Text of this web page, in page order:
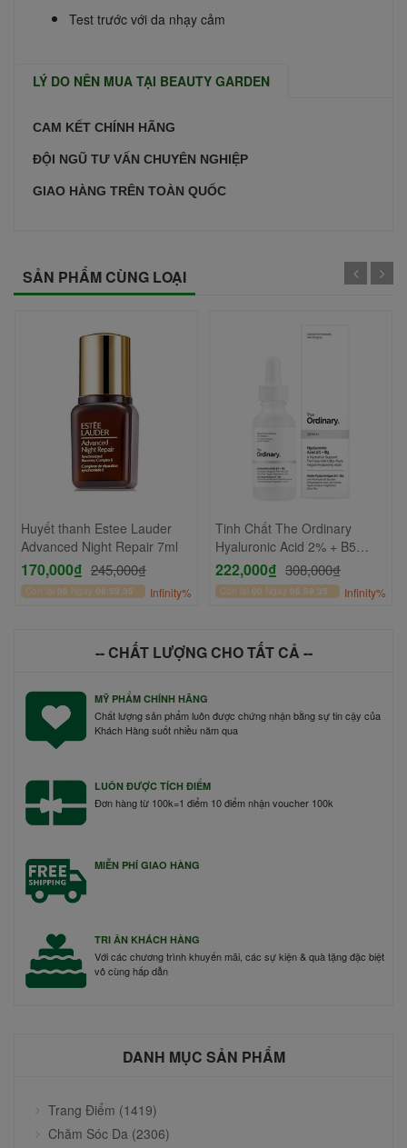
Test trước với da nhạy cảm
LÝ DO NÊN MUA TẠI BEAUTY GARDEN
CAM KẾT CHÍNH HÃNG
ĐỘI NGŨ TƯ VẤN CHUYÊN NGHIỆP
GIAO HÀNG TRÊN TOÀN QUỐC
SẢN PHẨM CÙNG LOẠI
Huyết thanh Estee Lauder
Advanced Night Repair 7ml
170,000₫ 245,000₫
Còn lại 00 Ngày 06:59:35 Infinity%
Tinh Chất The Ordinary
Hyaluronic Acid 2% + B5
30ml
222,000₫ 308,000₫
Còn lại 00 Ngày 06:59:35 Infinity%
-- CHẤT LƯỢNG CHO TẤT CẢ --
MỸ PHẨM CHÍNH HÃNG
Chất lượng sản phẩm luôn được chứng nhận bằng sự tin cậy của
Khách Hàng suốt nhiều năm qua
LUÔN ĐƯỢC TÍCH ĐIỂM
Đơn hàng từ 100k=1 điểm 10 điểm nhận voucher 100k
MIỄN PHÍ GIAO HÀNG
TRI ÂN KHÁCH HÀNG
Với các chương trình khuyến mãi, các sự kiện & quà tặng đặc biệt
vô cùng hấp dẫn
DANH MỤC SẢN PHẨM
Trang Điểm (1419)
Chăm Sóc Da (2306)